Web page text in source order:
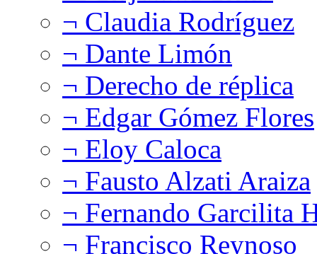
¬ Claudia Rodríguez
¬ Dante Limón
¬ Derecho de réplica
¬ Edgar Gómez Flores
¬ Eloy Caloca
¬ Fausto Alzati Araiza
¬ Fernando Garcilita
¬ Francisco Reynoso